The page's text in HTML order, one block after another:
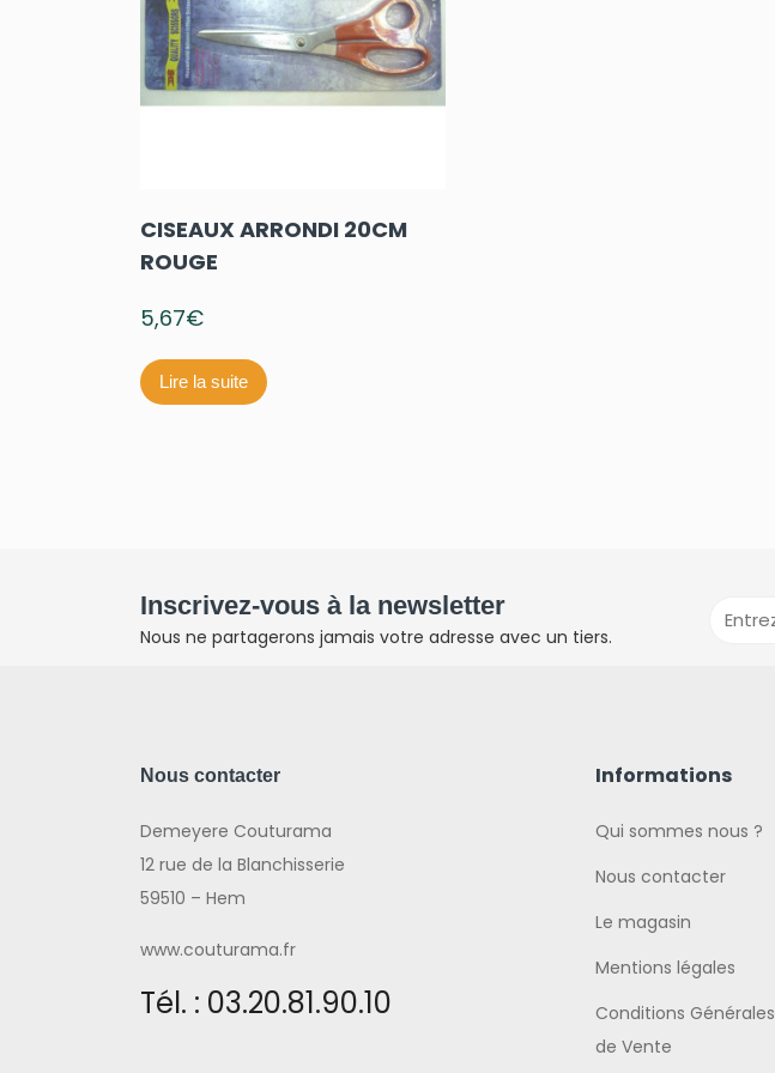
CISEAUX ARRONDI 20CM
ROUGE
5,67€
Lire la suite
Inscrivez-vous à la newsletter
Nous ne partagerons jamais votre adresse avec un tiers.
Nous contacter
Demeyere Couturama
12 rue de la Blanchisserie
59510 – Hem
www.couturama.fr
Tél. : 03.20.81.90.10
Informations
Qui sommes nous ?
Nous contacter
Le magasin
Mentions légales
Conditions Générales
de Vente